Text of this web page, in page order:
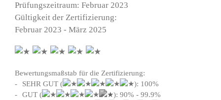
Prüfungszeitraum: Februar 2023
Gültigkeit der Zertifizierung:
Februar 2023 - März 2025
Bewertungsmaßstab für die Zertifizierung:
SEHR GUT (
): 100%
GUT (
): 90% - 99.9%